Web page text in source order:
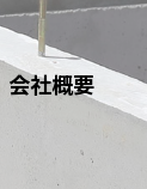
会社概要